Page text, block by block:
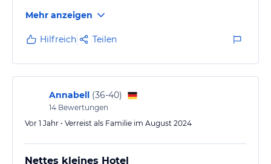
Mehr anzeigen
Hilfreich Teilen
Annabell (36-40)
14 Bewertungen
Vor 1 Jahr • Verreist als Familie im August 2024
Nettes kleines Hotel